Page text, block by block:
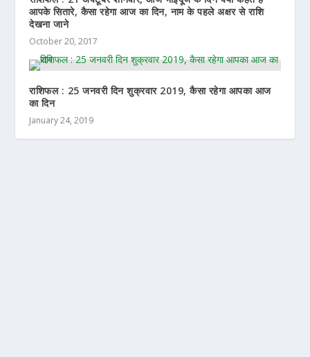
आपके सितारे, कैसा रहेगा आज का दिन, नाम के पहले अक्षर से राशि
देखना जाने
October 20, 2017
राशिफल : 25 जनवरी दिन शुक्रवार 2019, कैसा रहेगा आपका आज
का दिन
January 24, 2019